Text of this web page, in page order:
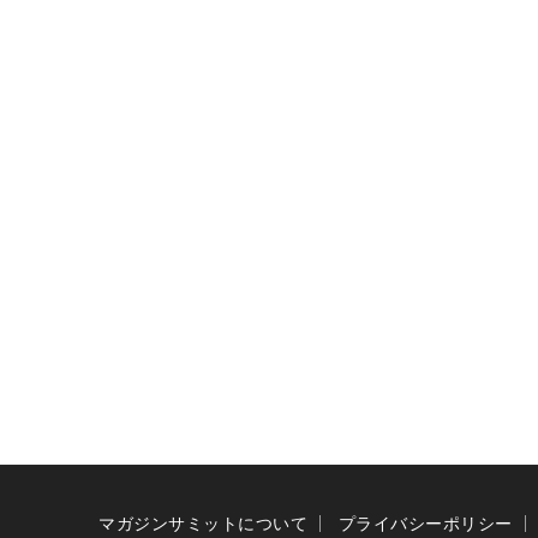
マガジンサミットについて プライバシーポリシー